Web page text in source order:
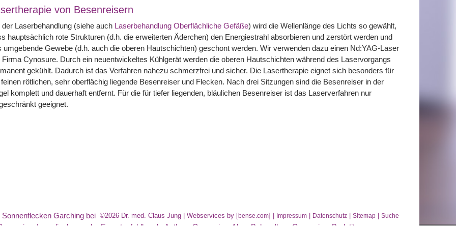
von Besenreisern
der Laserbehandlung (siehe auch Laserbehandlung Oberflächliche Gefäße) wird die Wellenlänge des Lichts so gewählt,
hauptsächlich rote Strukturen (d.h. die erweiterten Äderchen) den Energiestrahl absorbieren und zerstört werden und
umgebende Gewebe (d.h. auch die oberen Hautschichten) geschont werden. Wir verwenden dazu einen Nd:YAG-Laser
Firma Cynosure. Durch ein neuentwickeltes Kühlgerät werden die oberen Hautschichten während des Laservorgangs
gekühlt. Dadurch ist das Verfahren nahezu schmerzfrei und sicher. Die Lasertherapie eignet sich besonders für
rötlichen, sehr oberflächig liegende Besenreiser und Flecken. Nach drei Sitzungen sind die Besenreiser in der
komplett und dauerhaft entfernt. Für die für tiefer liegenden, bläulichen Besenreiser ist das Laserverfahren nur
geeignet.
©2026 Dr. med. Claus Jung | Webservices by [bense.com] | Impressum Datenschutz Sitemap Suche
Sonnenflecken Garching bei